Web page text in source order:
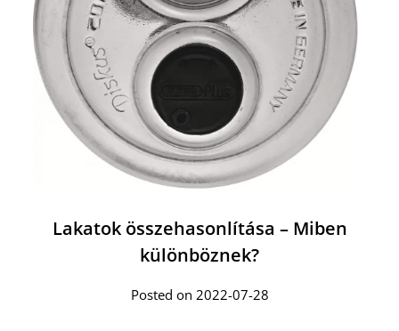
Lakatok összehasonlítása – Miben
különböznek?
Posted on 2022-07-28